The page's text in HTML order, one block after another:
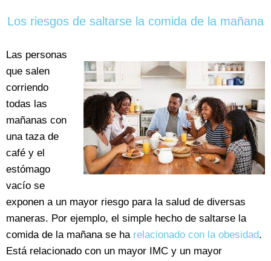
Los riesgos de saltarse la comida de la mañana
Las personas
que salen
corriendo
todas las
mañanas con
una taza de
café y el
estómago
vacío se
exponen a un mayor riesgo para la salud de diversas
maneras. Por ejemplo, el simple hecho de saltarse la
comida de la mañana se ha relacionado con la obesidad.
Está relacionado con un mayor IMC y un mayor